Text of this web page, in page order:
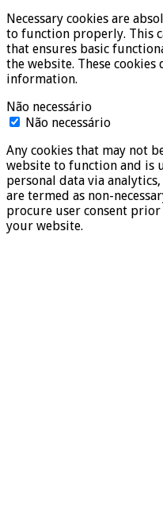
Necessary cookies are
to function properly. This
that ensures basic
the website. These
information.
Não necessário
Não necessário
Any cookies that may not
website to function and is
personal data via
are termed as non-
procure user consent
your website.